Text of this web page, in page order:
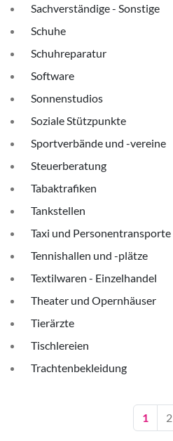
Sachverständige - Sonstige
Schuhe
Schuhreparatur
Software
Sonnenstudios
Soziale Stützpunkte
Sportverbände und -vereine
Steuerberatung
Tabaktrafiken
Tankstellen
Taxi und Personentransporte
Tennishallen und -plätze
Textilwaren - Einzelhandel
Theater und Opernhäuser
Tierärzte
Tischlereien
Trachtenbekleidung
1 2